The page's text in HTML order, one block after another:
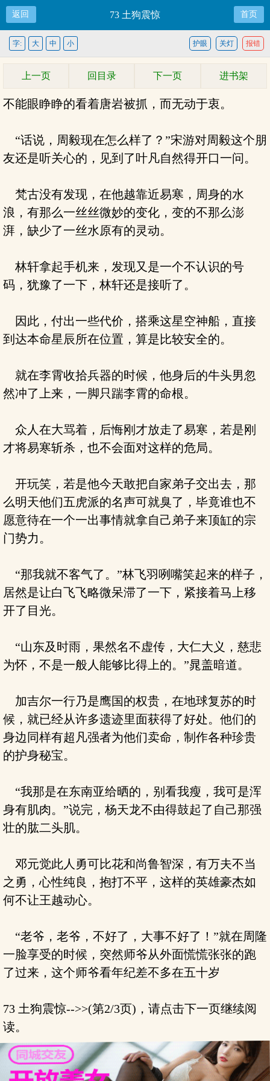
返回 73 土狗震惊 首页
报错
关灯
护眼
字: 大 中 小
上一页 回目录 下一页 进书架
不能眼睁睁的看着唐岩被抓，而无动于衷。
“话说，周毅现在怎么样了？”宋游对周毅这个朋
友还是听关心的，见到了叶凡自然得开口一问。
梵古没有发现，在他越靠近易寒，周身的水
浪，有那么一丝丝微妙的变化，变的不那么澎
湃，缺少了一丝水原有的灵动。
林轩拿起手机来，发现又是一个不认识的号
码，犹豫了一下，林轩还是接听了。
因此，付出一些代价，搭乘这星空神船，直接
到达本命星辰所在位置，算是比较安全的。
就在李霄收拾兵器的时候，他身后的牛头男忽
然冲了上来，一脚只踹李霄的命根。
众人在大骂着，后悔刚才放走了易寒，若是刚
才将易寒斩杀，也不会面对这样的危局。
开玩笑，若是他今天敢把自家弟子交出去，那
么明天他们五虎派的名声可就臭了，毕竟谁也不
愿意待在一个一出事情就拿自己弟子来顶缸的宗
门势力。
“那我就不客气了。”林飞羽咧嘴笑起来的样子，
居然是让白飞飞略微呆滞了一下，紧接着马上移
开了目光。
“山东及时雨，果然名不虚传，大仁大义，慈悲
为怀，不是一般人能够比得上的。”晁盖暗道。
加吉尔一行乃是鹰国的权贵，在地球复苏的时
候，就已经从许多遗迹里面获得了好处。他们的
身边同样有超凡强者为他们卖命，制作各种珍贵
的护身秘宝。
“我那是在东南亚给晒的，别看我瘦，我可是浑
身有肌肉。”说完，杨天龙不由得鼓起了自己那强
壮的肱二头肌。
邓元觉此人勇可比花和尚鲁智深，有万夫不当
之勇，心性纯良，抱打不平，这样的英雄豪杰如
何不让王越动心。
“老爷，老爷，不好了，大事不好了！”就在周隆
一脸享受的时候，突然师爷从外面慌慌张张的跑
了过来，这个师爷看年纪差不多在五十岁
73 土狗震惊-->>(第2/3页)，请点击下一页继续阅
读。